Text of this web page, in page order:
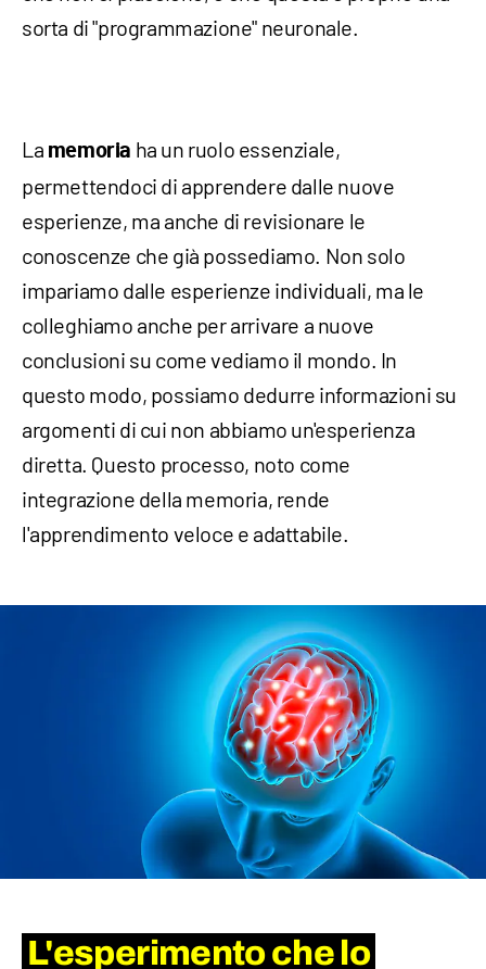
sorta di "programmazione" neuronale.
La memoria ha un ruolo essenziale,
permettendoci di apprendere dalle nuove
esperienze, ma anche di revisionare le
conoscenze che già possediamo. Non solo
impariamo dalle esperienze individuali, ma le
colleghiamo anche per arrivare a nuove
conclusioni su come vediamo il mondo. In
questo modo, possiamo dedurre informazioni su
argomenti di cui non abbiamo un'esperienza
diretta. Questo processo, noto come
integrazione della memoria, rende
l'apprendimento veloce e adattabile.
L'esperimento che lo